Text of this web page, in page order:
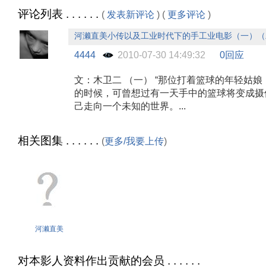
评论列表 . . . . . . ( 发表新评论 ) ( 更多评论 )
河濑直美小传以及工业时代下的手工业电影（一）
4444 2010-07-30 14:49:32 0回应
文：木卫二 （一） “那位打着篮球的年轻姑
的时候，可曾想过有一天手中的篮球将变成
己走向一个未知的世界。...
相关图集 . . . . . . (更多/我要上传)
河濑直美
对本影人资料作出贡献的会员 . . . . . .